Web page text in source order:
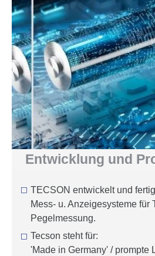
Entwick­lung und
TECSON entwickelt und
Mess- u. Anzeigesysteme für
Pegel­messung.
Tecson steht für:
'Made in Germany' / prompte